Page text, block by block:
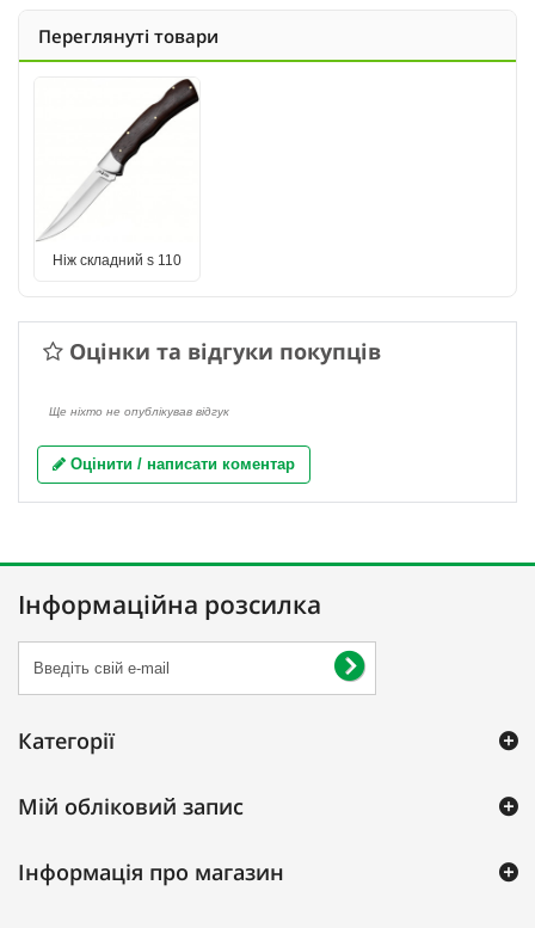
Переглянуті товари
Ніж складний s 110
Оцінки та відгуки покупців
Ще ніхто не опублікував відгук
Оцінити / написати коментар
Інформаційна розсилка
Категорії
Мій обліковий запис
Інформація про магазин